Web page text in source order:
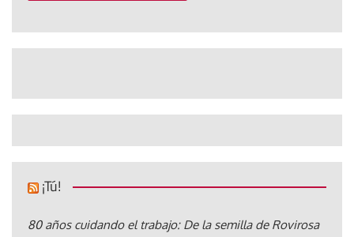
¡Tú!
80 años cuidando el trabajo: De la semilla de Rovirosa